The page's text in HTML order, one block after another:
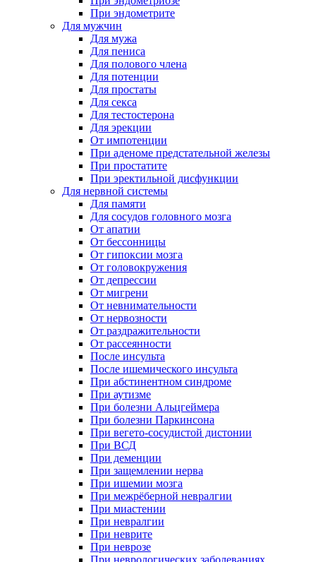
При эндометрите
Для мужчин
Для мужа
Для пениса
Для полового члена
Для потенции
Для простаты
Для секса
Для тестостерона
Для эрекции
От импотенции
При аденоме предстательной железы
При простатите
При эректильной дисфункции
Для нервной системы
Для памяти
Для сосудов головного мозга
От апатии
От бессонницы
От гипоксии мозга
От головокружения
От депрессии
От мигрени
От невнимательности
От нервозности
От раздражительности
От рассеянности
После инсульта
После ишемического инсульта
При абстинентном синдроме
При аутизме
При болезни Альцгеймера
При болезни Паркинсона
При вегето-сосудистой дистонии
При ВСД
При деменции
При защемлении нерва
При ишемии мозга
При межрёберной невралгии
При миастении
При невралгии
При неврите
При неврозе
При неврологических заболеваниях